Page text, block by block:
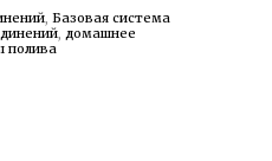
Базовая система
домашнее
полива